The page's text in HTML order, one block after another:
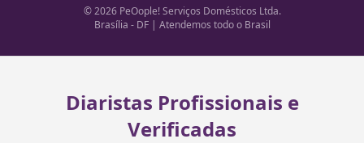
© 2026 PeOople! Serviços Domésticos Ltda.
Brasília - DF | Atendemos todo o Brasil
Diaristas Profissionais e
Verificadas